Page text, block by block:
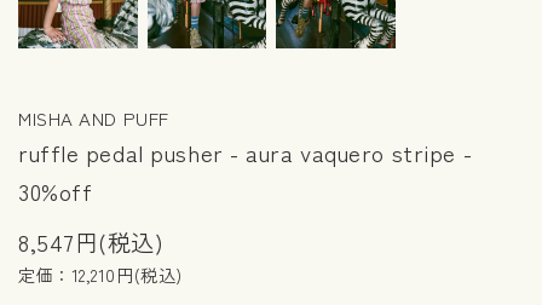
MISHA AND PUFF
ruffle pedal pusher - aura vaquero stripe -
30%off
8,547円(税込)
定価：12,210円(税込)